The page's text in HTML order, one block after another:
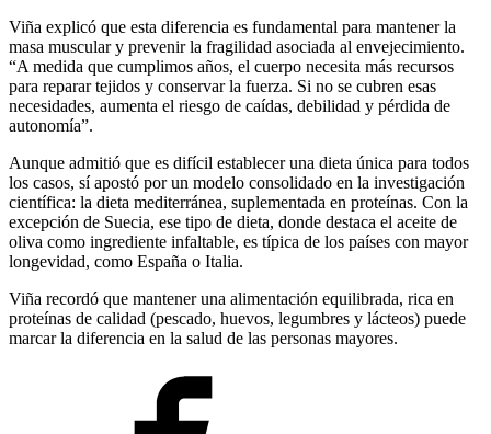
Viña explicó que esta diferencia es fundamental para mantener la
masa muscular y prevenir la fragilidad asociada al envejecimiento.
“A medida que cumplimos años, el cuerpo necesita más recursos
para reparar tejidos y conservar la fuerza. Si no se cubren esas
necesidades, aumenta el riesgo de caídas, debilidad y pérdida de
autonomía”.
Aunque admitió que es difícil establecer una dieta única para todos
los casos, sí apostó por un modelo consolidado en la investigación
científica: la dieta mediterránea, suplementada en proteínas. Con la
excepción de Suecia, ese tipo de dieta, donde destaca el aceite de
oliva como ingrediente infaltable, es típica de los países con mayor
longevidad, como España o Italia.
Viña recordó que mantener una alimentación equilibrada, rica en
proteínas de calidad (pescado, huevos, legumbres y lácteos) puede
marcar la diferencia en la salud de las personas mayores.